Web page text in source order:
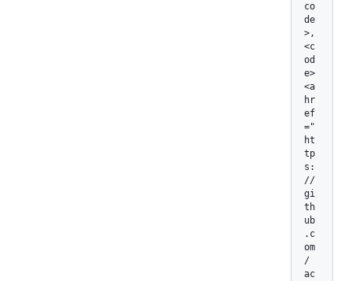
co
de
>,
<c
od
e>
<a
hr
ef
="
ht
tp
s:
//
gi
th
ub
.c
om
/
ac